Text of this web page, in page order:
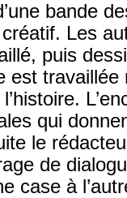
bande
Les
puis
est
l’histoire.
qui
le
de
case à